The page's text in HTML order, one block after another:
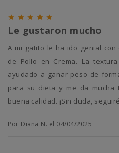
    
Le gustaron mucho
A mi gatito le ha ido genial con el Schesir Baby Thrive Hígado
de Pollo en Crema. La
ayudado a ganar peso de
para su dieta y me da mucha
buena calidad. ¡Sin duda,
Por Diana N. el 04/04/2025